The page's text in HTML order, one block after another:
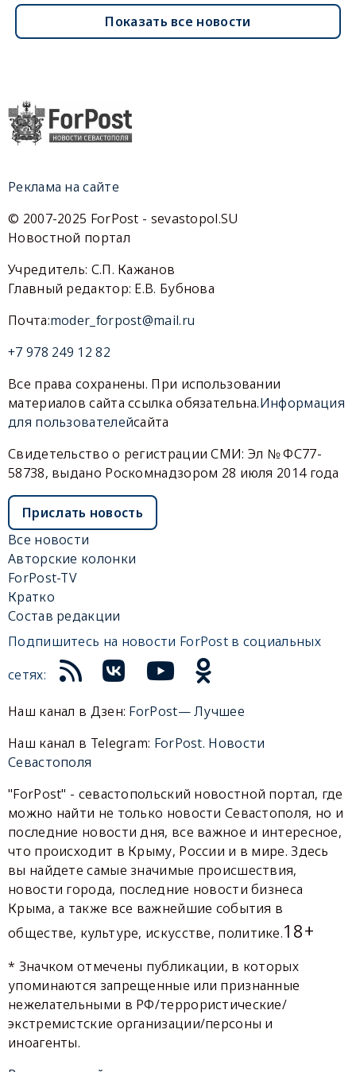
Показать все новости
Реклама на сайте
© 2007-2025 ForPost - sevastopol.SU
Новостной портал
Учредитель: С.П. Кажанов
Главный редактор: Е.В. Бубнова
Почта:moder_forpost@mail.ru
+7 978 249 12 82
Все права сохранены. При использовании
материалов сайта ссылка обязательна.Информация
для пользователейсайта
Свидетельство о регистрации СМИ: Эл № ФС77-
58738, выдано Роскомнадзором 28 июля 2014 года
Прислать новость
Все новости
Авторские колонки
ForPost-TV
Кратко
Состав редакции
Подпишитесь на новости ForPost в социальных
сетях:
Наш канал в Дзен: ForPost— Лучшее
Наш канал в Telegram: ForPost. Новости
Севастополя
"ForPost" - севастопольский новостной портал, где
можно найти не только новости Севастополя, но и
последние новости дня, все важное и интересное,
что происходит в Крыму, России и в мире. Здесь
вы найдете самые значимые происшествия,
новости города, последние новости бизнеса
Крыма, а также все важнейшие события в
обществе, культуре, искусстве, политике.18+
* Значком отмечены публикации, в которых
упоминаются запрещенные или признанные
нежелательными в РФ/террористические/
экстремистские организации/персоны и
иноагенты.